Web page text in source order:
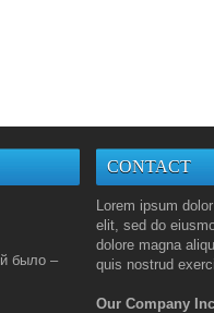
было –
CONTACT
Lorem ipsum
elit, sed do
dolore magna
quis nostrud
Our Company